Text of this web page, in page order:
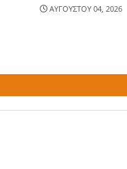
ΑΥΓΟΥΣΤΟΥ 04, 2026